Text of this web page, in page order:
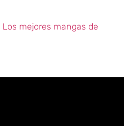
Los mejores mangas de